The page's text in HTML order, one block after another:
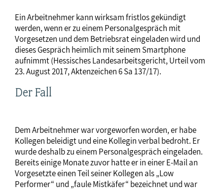
Ein Arbeitnehmer kann wirksam fristlos gekündigt
werden, wenn er zu einem Personalgespräch mit
Vorgesetzen und dem Betriebsrat eingeladen wird und
dieses Gespräch heimlich mit seinem Smartphone
aufnimmt (Hessisches Landesarbeitsgericht, Urteil vom
23. August 2017, Aktenzeichen 6 Sa 137/17).
Der Fall
Dem Arbeitnehmer war vorgeworfen worden, er habe
Kollegen beleidigt und eine Kollegin verbal bedroht. Er
wurde deshalb zu einem Personalgespräch eingeladen.
Bereits einige Monate zuvor hatte er in einer E-Mail an
Vorgesetzte einen Teil seiner Kollegen als „Low
Performer“ und „faule Mistkäfer“ bezeichnet und war